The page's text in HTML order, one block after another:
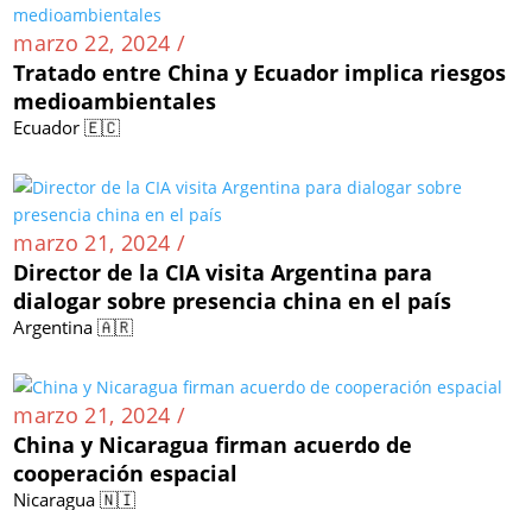
marzo 22, 2024 /
Tratado entre China y Ecuador implica riesgos
medioambientales
Ecuador 🇪🇨
marzo 21, 2024 /
Director de la CIA visita Argentina para
dialogar sobre presencia china en el país
Argentina 🇦🇷
marzo 21, 2024 /
China y Nicaragua firman acuerdo de
cooperación espacial
Nicaragua 🇳🇮